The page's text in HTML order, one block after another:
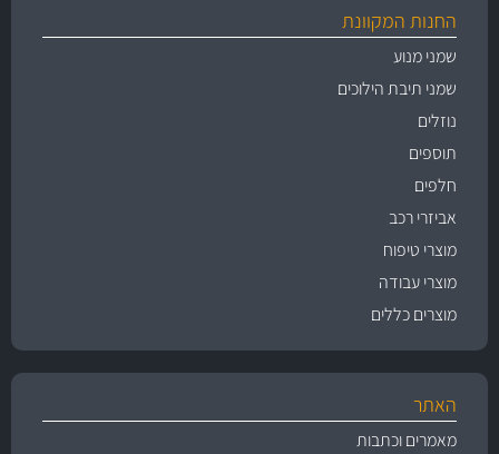
החנות המקוונת
שמני מנוע
שמני תיבת הילוכים
נוזלים
תוספים
חלפים
אביזרי רכב
מוצרי טיפוח
מוצרי עבודה
מוצרים כללים
האתר
מאמרים וכתבות